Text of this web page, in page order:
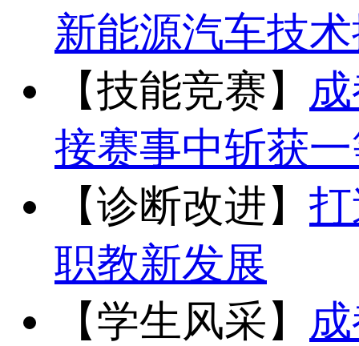
新能源汽车技
【技能竞赛】
接赛事中斩获
【诊断改进】
职教新发展
【学生风采】